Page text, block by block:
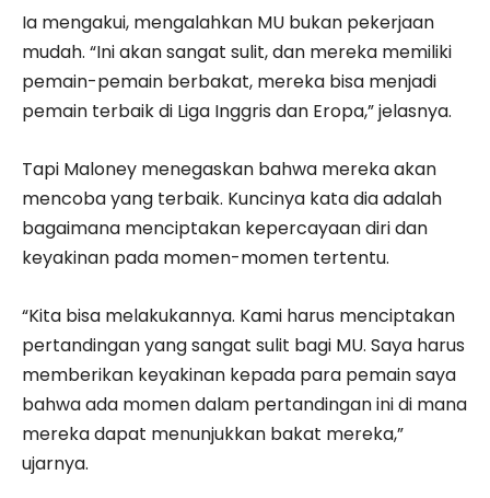
Ia mengakui, mengalahkan MU bukan pekerjaan
mudah. “Ini akan sangat sulit, dan mereka memiliki
pemain-pemain berbakat, mereka bisa menjadi
pemain terbaik di Liga Inggris dan Eropa,” jelasnya.
Tapi Maloney menegaskan bahwa mereka akan
mencoba yang terbaik. Kuncinya kata dia adalah
bagaimana menciptakan kepercayaan diri dan
keyakinan pada momen-momen tertentu.
“Kita bisa melakukannya. Kami harus menciptakan
pertandingan yang sangat sulit bagi MU. Saya harus
memberikan keyakinan kepada para pemain saya
bahwa ada momen dalam pertandingan ini di mana
mereka dapat menunjukkan bakat mereka,”
ujarnya.